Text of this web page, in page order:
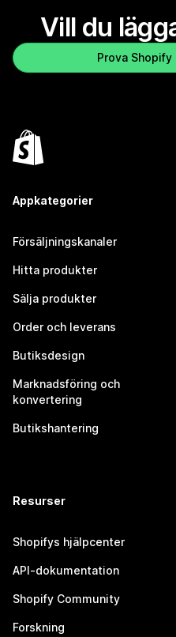
Vill du
Prova
Appkategorier
Försäljningskanaler
Hitta produkter
Sälja produkter
Order och leverans
Butiksdesign
Marknadsföring och
konvertering
Butikshantering
Resurser
Shopifys hjälpcenter
API-dokumentation
Shopify Community
Forskning